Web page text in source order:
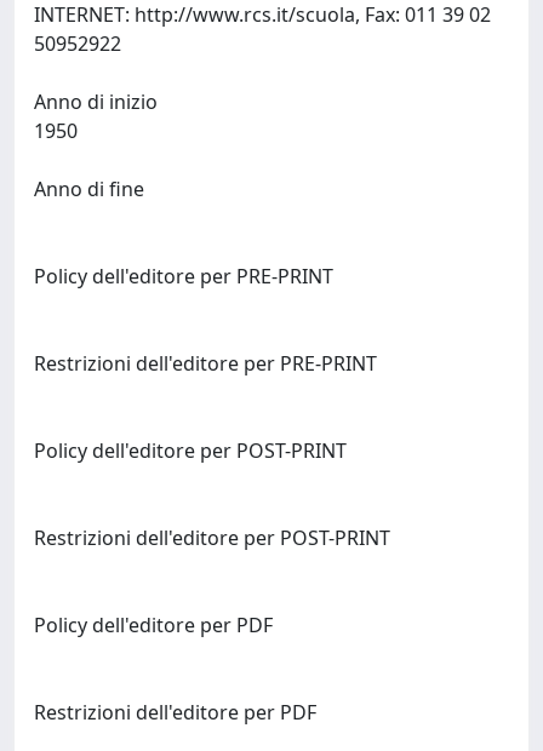
INTERNET: http://www.rcs.it/scuola, Fax: 011 39 02
Anno di inizio
Anno di fine
Policy dell'editore per PRE-PRINT
Restrizioni dell'editore per PRE-PRINT
Policy dell'editore per POST-PRINT
Restrizioni dell'editore per POST-PRINT
Policy dell'editore per PDF
Restrizioni dell'editore per PDF